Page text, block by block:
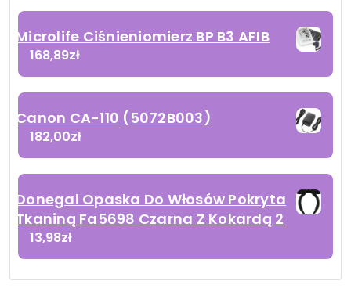
Microlife Ciśnieniomierz BP B3 AFIB
168,89zł
Canon CA-110 (5072B003)
182,00zł
Donegal Opaska Do Włosów Pokryta
Tkaniną Fa5698 Czarna Z Kokardą 2
13,98zł